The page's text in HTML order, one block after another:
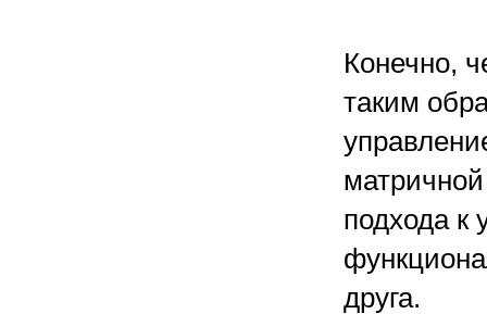
Конечно,
таким
подхода к
друга.